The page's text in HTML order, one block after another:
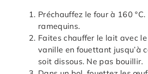
Préchauffez le four à 160
ramequins.
Faites chauffer le lait avec
vanille en fouettant jusqu’à
soit dissous. Ne pas bouillir.